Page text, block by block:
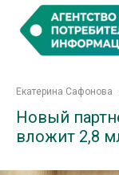
Екатерина Сафонова
Новый
вложит 2,8